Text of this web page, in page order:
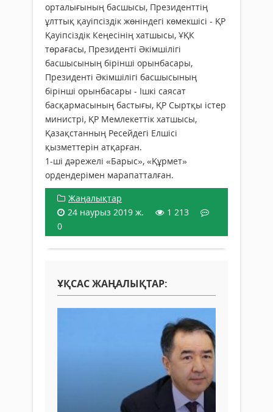
орталығының басшысы, Президенттің
ұлттық қауіпсіздік жөніндегі көмекшісі - ҚР
Қауіпсіздік Кеңесінің хатшысы, ҰҚК
төрағасы, Президенті Әкімшілігі
басшысының бірінші орынбасары,
Президенті Әкімшілігі басшысының
бірінші орынбасары - Ішкі саясат
басқармасының бастығы, ҚР Сыртқы істер
министрі, ҚР Мемлекеттік хатшысы,
Қазақстанның Ресейдегі Елшісі
қызметтерін атқарған.
1-ші дәрежелі «Барыс», «Құрмет»
ордендерімен марапатталған.
Жаңалықтар
24 наурыз 2019 ж.
1 213
0
ҰҚСАС ЖАҢАЛЫҚТАР: